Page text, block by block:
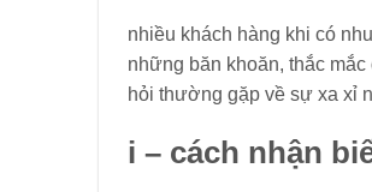
nhiều khách hàng khi có
những băn khoăn, thắc
hỏi thường gặp về sự xa xỉ
i – cách nhận